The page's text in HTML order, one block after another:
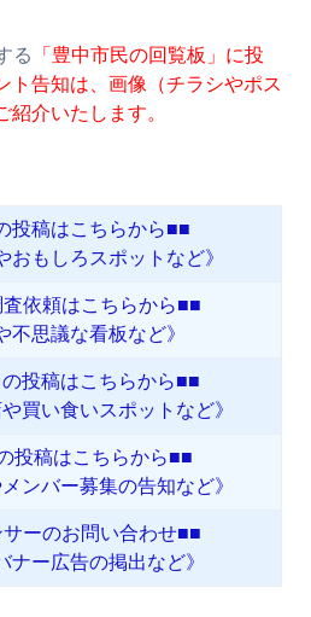
る
「豊中市民の回覧板」に投
ト告知は、画像（チラシやポス
紹介いたします。
投稿はこちらから■■
おもしろスポットなど》
依頼はこちらから■■
不思議な看板など》
投稿はこちらから■■
買い食いスポットなど》
投稿はこちらから■■
ンバー募集の告知など》
ーのお問い合わせ■■
ナー広告の掲出など》